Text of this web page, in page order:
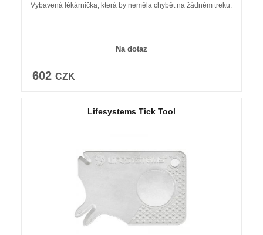
Vybavená lékárnička, která by neměla chybět na žádném treku.
Na dotaz
602 CZK
Lifesystems Tick Tool